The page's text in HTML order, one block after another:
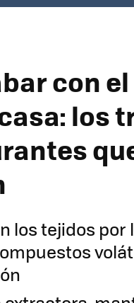
con
los
los tejidos